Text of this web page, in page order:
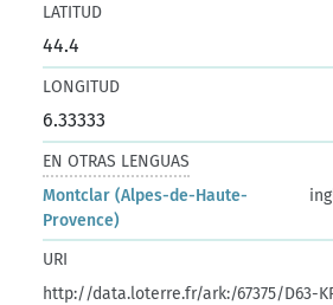
LATITUD
44.4
LONGITUD
6.33333
EN OTRAS LENGUAS
Montclar (Alpes-de-Haute-
Provence)
URI
http://data.loterre.fr/ark:/67375/D63-